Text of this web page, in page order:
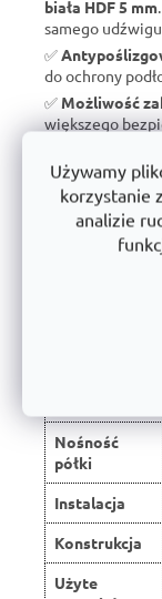
Używamy
korzystanie
analizie
biała HDF 5 mm
samego udźwigu
✅
do ochrony
✅ Możliwość
większego
wsparcie dla
10 lat
trwałości.
Nośność
półki
Instalacja
Konstrukcja
Użyte